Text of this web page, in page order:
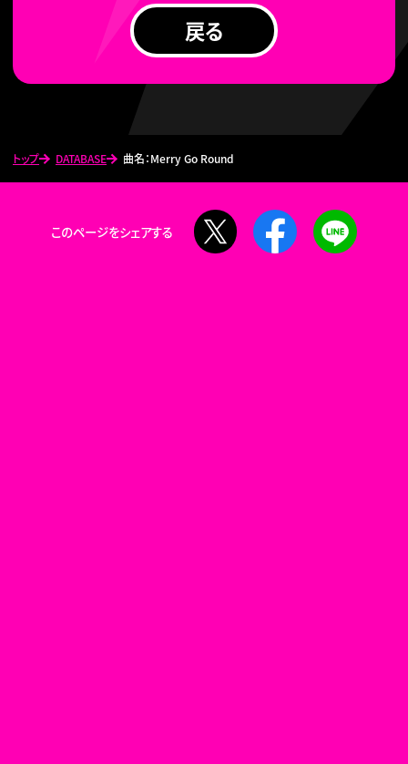
トップ DATABASE 曲名：Merry Go Round
戻る
このページをシェアする
Facebook